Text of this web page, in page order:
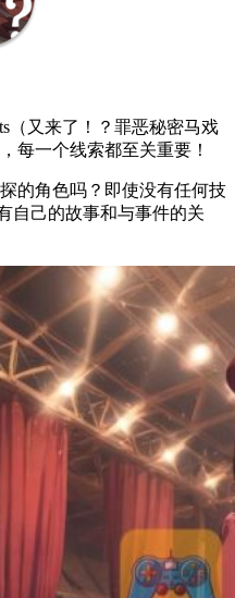
（又来了！？罪恶秘密马戏
每一个线索都至关重要！
的角色吗？即使没有任何技
自己的故事和与事件的关